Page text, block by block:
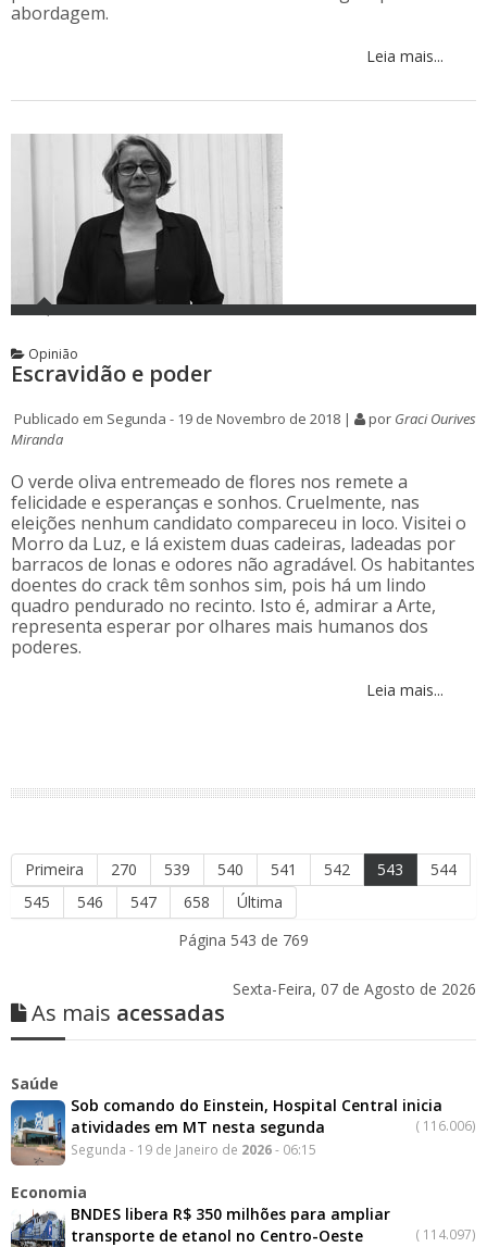
abordagem.
Leia mais...
Opinião
Escravidão e poder
Publicado em Segunda - 19 de Novembro de 2018 | por Graci Ourives
Miranda
O verde oliva entremeado de flores nos remete a
felicidade e esperanças e sonhos. Cruelmente, nas
eleições nenhum candidato compareceu in loco. Visitei o
Morro da Luz, e lá existem duas cadeiras, ladeadas por
barracos de lonas e odores não agradável. Os habitantes
doentes do crack têm sonhos sim, pois há um lindo
quadro pendurado no recinto. Isto é, admirar a Arte,
representa esperar por olhares mais humanos dos
poderes.
Leia mais...
Primeira 270 539 540 541 542 543
544
545
546 547 658
Última
Página 543 de 769
Sexta-Feira, 07 de Agosto de 2026
As mais acessadas
Saúde
Sob comando do Einstein, Hospital Central inicia
atividades em MT nesta segunda
( 116.006)
Segunda - 19 de Janeiro de 2026- 06:15
Economia
BNDES libera R$ 350 milhões para ampliar
transporte de etanol no Centro-Oeste
( 114.097)